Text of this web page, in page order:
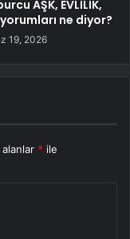
AŞK, EVLİLİK,
yorumları ne diyor?
19, 2026
* ile